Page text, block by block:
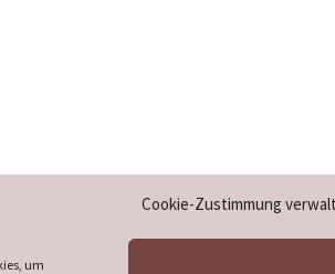
Cookie-Zustimmung
um